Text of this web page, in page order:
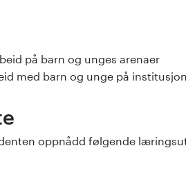
på barn og unges arenaer
med barn og unge på institusjon
oppnådd følgende